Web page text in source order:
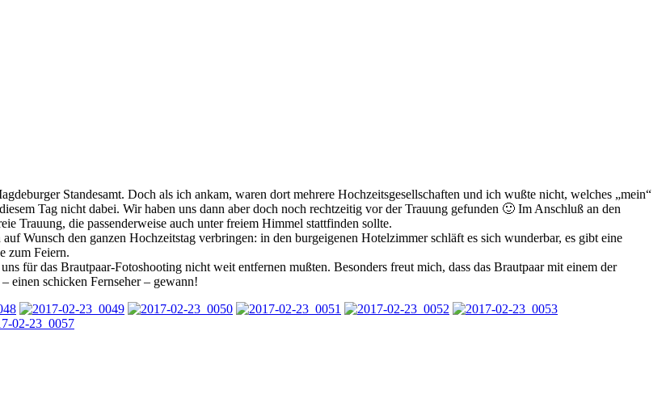
Standesamt. Doch als ich ankam, waren dort mehrere Hochzeitsgesellschaften und ich wußte nicht, welches „mein“
Tag nicht dabei. Wir haben uns dann aber doch noch rechtzeitig vor der Trauung gefunden 🙂 Im Anschluß an den
Trauung, die passenderweise auch unter freiem Himmel stattfinden sollte.
Wunsch den ganzen Hochzeitstag verbringen: in den burgeigenen Hotelzimmer schläft es sich wunderbar, es gibt eine
zum Feiern.
für das Brautpaar-Fotoshooting nicht weit entfernen mußten. Besonders freut mich, dass das Brautpaar mit einem der
einen schicken Fernseher – gewann!